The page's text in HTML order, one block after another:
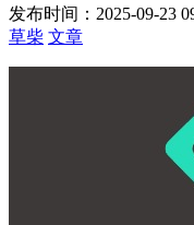
发布时间：2025-09-23
草柴 文章